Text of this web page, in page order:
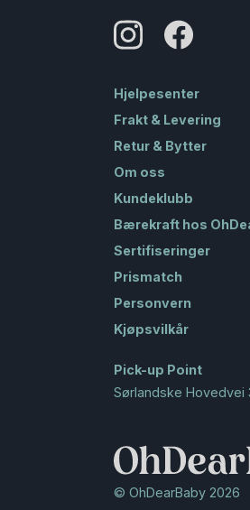
Hjelpesenter
Frakt & Levering
Retur & Bytter
Om oss
Kundeklubb
Bærekraft hos
Sertifiseringer
Prismatch
Personvern
Kjøpsvilkår
Pick-up Point
Sørlandske Hovedvei
© OhDearBaby 2026